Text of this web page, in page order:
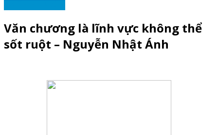
Văn chương là lĩnh vực không thể
sốt ruột – Nguyễn Nhật Ánh